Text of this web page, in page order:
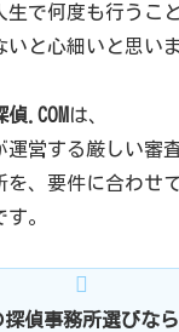
生で何度も行うこ
と心細いと思いま
.COM は、
運営する厳しい審
を、要件に合わせ
。
偵事務所選びなら